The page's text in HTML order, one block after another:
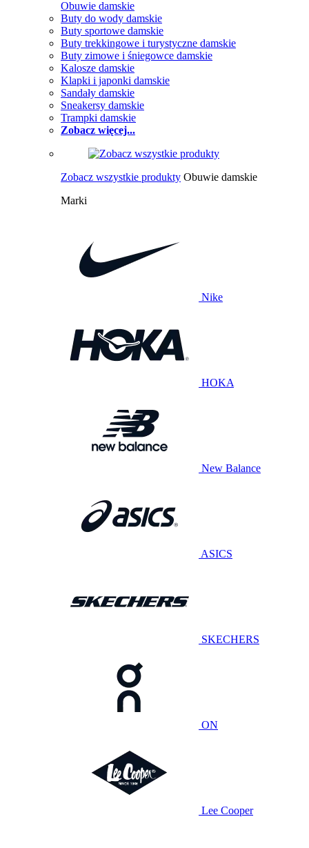
Obuwie damskie
Buty do wody damskie
Buty sportowe damskie
Buty trekkingowe i turystyczne damskie
Buty zimowe i śniegowce damskie
Kalosze damskie
Klapki i japonki damskie
Sandały damskie
Sneakersy damskie
Trampki damskie
Zobacz więcej...
Zobacz wszystkie produkty Obuwie damskie
Marki
Nike
HOKA
New Balance
ASICS
SKECHERS
ON
Lee Cooper